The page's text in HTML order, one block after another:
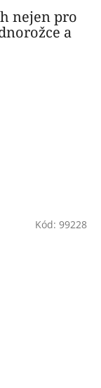
nejen pro
a
Kód: 99228